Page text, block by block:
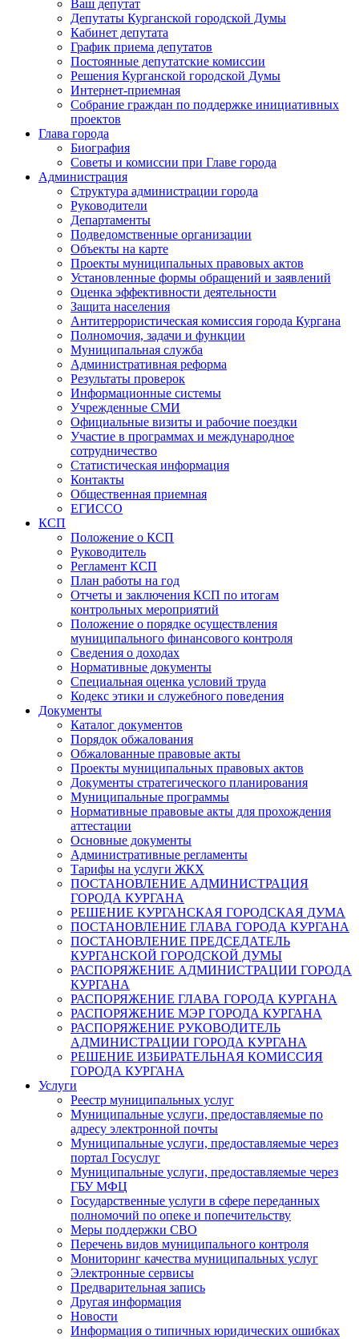
Ваш депутат
Депутаты Курганской городской Думы
Кабинет депутата
График приема депутатов
Постоянные депутатские комиссии
Решения Курганской городской Думы
Интернет-приемная
Собрание граждан по поддержке инициативных
проектов
Глава города
Биография
Советы и комиссии при Главе города
Администрация
Структура администрации города
Руководители
Департаменты
Подведомственные организации
Объекты на карте
Проекты муниципальных правовых актов
Установленные формы обращений и заявлений
Оценка эффективности деятельности
Защита населения
Антитеррористическая комиссия города Кургана
Полномочия, задачи и функции
Муниципальная служба
Административная реформа
Результаты проверок
Информационные системы
Учрежденные СМИ
Официальные визиты и рабочие поездки
Участие в программах и международное
сотрудничество
Статистическая информация
Контакты
Общественная приемная
ЕГИССО
КСП
Положение о КСП
Руководитель
Регламент КСП
План работы на год
Отчеты и заключения КСП по итогам
контрольных мероприятий
Положение о порядке осуществления
муниципального финансового контроля
Сведения о доходах
Нормативные документы
Специальная оценка условий труда
Кодекс этики и служебного поведения
Документы
Каталог документов
Порядок обжалования
Обжалованные правовые акты
Проекты муниципальных правовых актов
Документы стратегического планирования
Муниципальные программы
Нормативные правовые акты для прохождения
аттестации
Основные документы
Административные регламенты
Тарифы на услуги ЖКХ
ПОСТАНОВЛЕНИЕ АДМИНИСТРАЦИЯ
ГОРОДА КУРГАНА
РЕШЕНИЕ КУРГАНСКАЯ ГОРОДСКАЯ ДУМА
ПОСТАНОВЛЕНИЕ ГЛАВА ГОРОДА КУРГАНА
ПОСТАНОВЛЕНИЕ ПРЕДСЕДАТЕЛЬ
КУРГАНСКОЙ ГОРОДСКОЙ ДУМЫ
РАСПОРЯЖЕНИЕ АДМИНИСТРАЦИИ ГОРОДА
КУРГАНА
РАСПОРЯЖЕНИЕ ГЛАВА ГОРОДА КУРГАНА
РАСПОРЯЖЕНИЕ МЭР ГОРОДА КУРГАНА
РАСПОРЯЖЕНИЕ РУКОВОДИТЕЛЬ
АДМИНИСТРАЦИИ ГОРОДА КУРГАНА
РЕШЕНИЕ ИЗБИРАТЕЛЬНАЯ КОМИССИЯ
ГОРОДА КУРГАНА
Услуги
Реестр муниципальных услуг
Муниципальные услуги, предоставляемые по
адресу электронной почты
Муниципальные услуги, предоставляемые через
портал Госуслуг
Муниципальные услуги, предоставляемые через
ГБУ МФЦ
Государственные услуги в сфере переданных
полномочий по опеке и попечительству
Меры поддержки СВО
Перечень видов муниципального контроля
Мониторинг качества муниципальных услуг
Электронные сервисы
Предварительная запись
Другая информация
Новости
Информация о типичных юридических ошибках